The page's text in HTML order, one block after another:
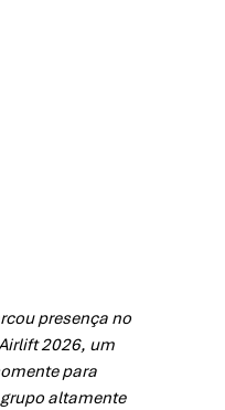
presença no
2026, um
para
altamente